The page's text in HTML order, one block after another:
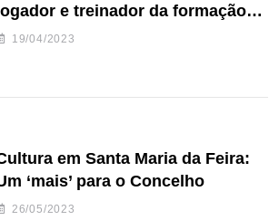
e treinador da formação
andebol do Feirense
19/04/2023
em Santa Maria da Feira:
‘mais’ para o Concelho
26/05/2023